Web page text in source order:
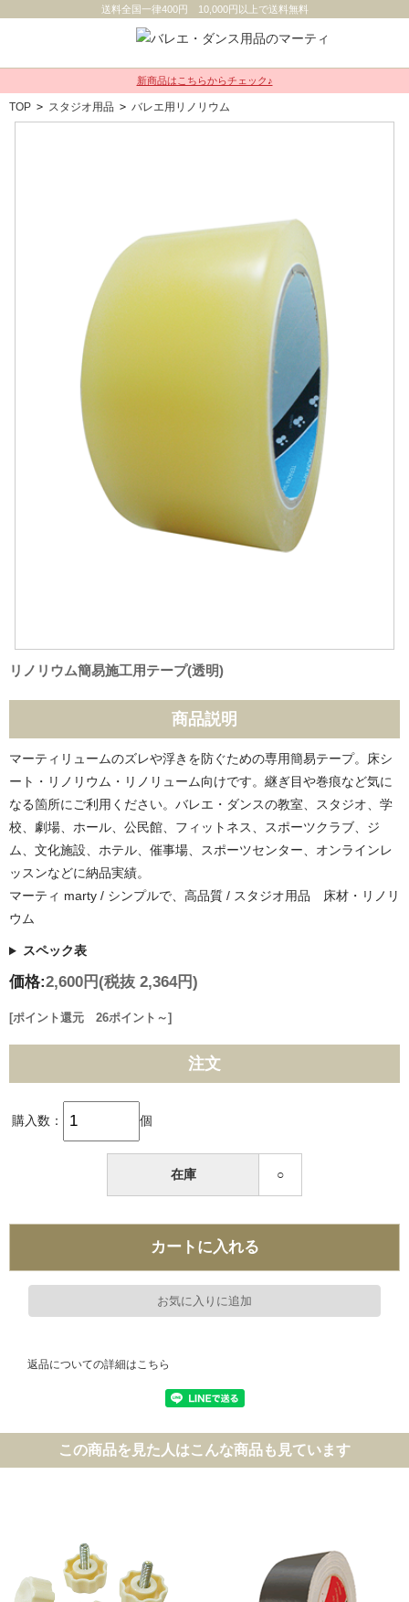
送料全国一律400円 10,000円以上で送料無料
新商品はこちらからチェック♪
TOP > スタジオ用品 > バレエ用リノリウム
リノリウム簡易施工用テープ(透明)
商品説明
マーティリュームのズレや浮きを防ぐための専用簡易テープ。床シ
ート・リノリウム・リノリューム向けです。継ぎ目や巻痕など気に
なる箇所にご利用ください。バレエ・ダンスの教室、スタジオ、学
校、劇場、ホール、公民館、フィットネス、スポーツクラブ、ジ
ム、文化施設、ホテル、催事場、スポーツセンター、オンラインレ
ッスンなどに納品実績。
マーティ marty / シンプルで、高品質 / スタジオ用品 床材・リノリ
ウム
スペック表
価格:2,600円 (税抜 2,364円)
[ポイント還元 26ポイント～]
注文
購入数： 個
在庫 ○
返品についての詳細はこちら
この商品を見た人はこんな商品も見ています